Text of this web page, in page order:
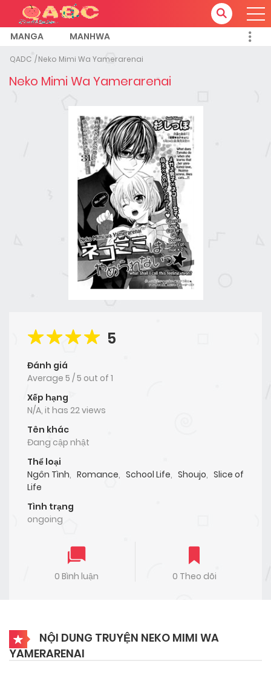
MANGA MANHWA
QADC Neko Mimi Wa Yamerarenai
Neko Mimi Wa Yamerarenai
5
Đánh giá
Average 5 /5 out of 1
Xếp hạng
N/A, it has 22 views
Tên khác
Đang cập nhật
Thể loại
Ngôn Tình, Romance, School Life, Shoujo, Slice of
Life
Tình trạng
ongoing
0 Bình luận 0 Theo dõi
NỘI DUNG TRUYỆN NEKO MIMI WA
YAMERARENAI